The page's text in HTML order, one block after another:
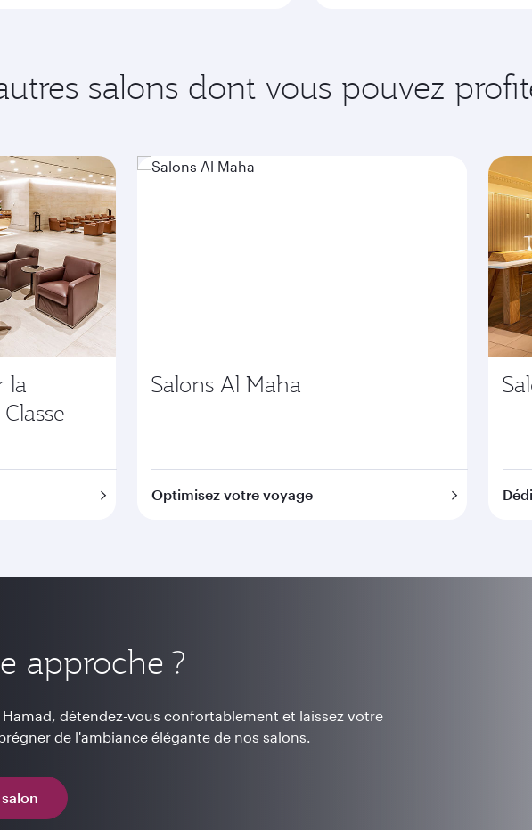
salons dont vous pouvez
la
Salons Al Maha
Optimisez votre voyage
approche ?
détendez-vous confortablement et laissez votre
de l'ambiance élégante de nos salons.